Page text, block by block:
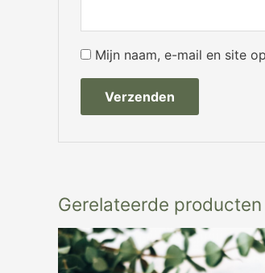
Mijn naam, e-mail en site
Gerelateerde producten